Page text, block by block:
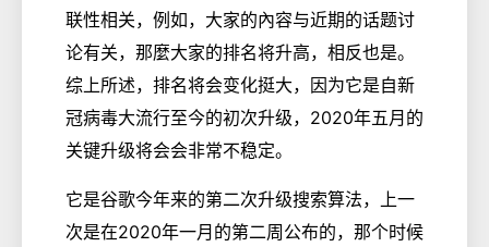
联性相关，例如，大家的內容与近期的话题讨
论有关，那麼大家的排名将升高，相反也是。
综上所述，排名将会变化挺大，因为它是自新
冠病毒大流行至今的初次升级，2020年五月的
关键升级将会会非常不稳定。
它是谷歌今年来的第二次升级搜索算法，上一
次是在2020年一月的第二周公布的，那个时候